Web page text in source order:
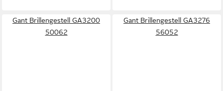
Gant Brillengestell GA3200
50062
Gant Brillengestell GA3276
56052